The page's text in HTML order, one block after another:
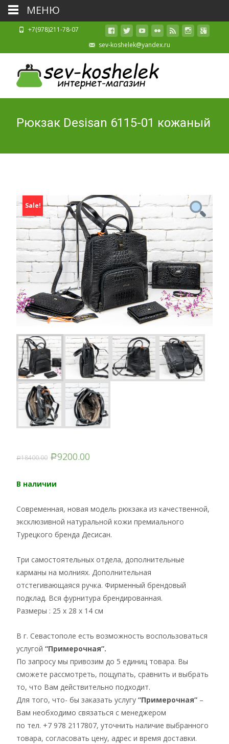
+7(978)211-78-07
sev-koshelek@yandex.ru
Рюкзак Desisan 6115-01 кожаный
Sale!
Р18400.00 Р9200.00
В наличии
Современная, новая модель рюкзака из качественной,
эксклюзивной натуральной кожи премиального
Турецкого бренда Десисан.
Три самостоятельных отдела, дополнительные
карманы на молниях. Дополнительная
отстегивающаяся ручка. Фирменный брендовый
подклад. Вся фурнитура брендированная.
Размеры : 25 х 28 х 14 см
В г. Севастополе есть возможность воспользоваться
услугой “Примерочная”.
По запросу мы привозим до 5 единиц товара. Вы
сможете рассмотреть, пощупать, сравнить и выбрать
то, что Вам действительно подходит.
Для того, что- бы заказать услугу “Примерочная” –
Вам необходимо связаться с менеджером
по тел. +7 978 2117807, уточнить наличие выбранного
товара, согласовать цену, адрес и время доставки.
МЕНЮ